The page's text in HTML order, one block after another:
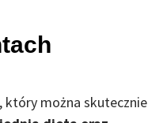
który można skutecznie